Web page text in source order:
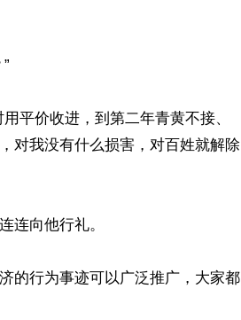
平价收进，到第二年青黄不接、
对我没有什么损害，对百姓就解除
连向他行礼。
的行为事迹可以广泛推广，大家都